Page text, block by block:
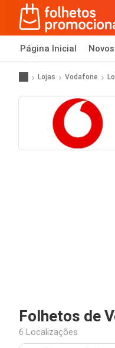
Página Inicial
Lojas Vodafone
Folhetos de
6 Localizações